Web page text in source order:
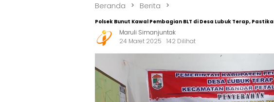
Beranda Berita
Polsek Bunut Kawal Pembagian BLT di Desa Lubuk Terap,
Maruli Simanjuntak
24 Maret 2025
142 Dilihat